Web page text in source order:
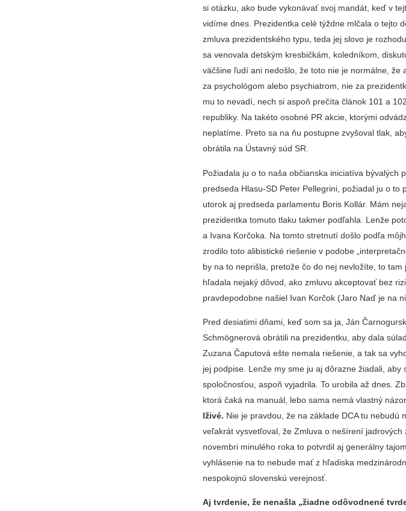
si otázku, ako bude vykonávať svoj mandát, keď v
vidíme dnes. Prezidentka celé týždne mlčala o tejto
zmluva prezidentského typu, teda jej slovo je
sa venovala detským kresbičkám, koledníkom,
väčšine ľudí ani nedošlo, že toto nie je normálne, že
za psychológom alebo psychiatrom, nie za
mu to nevadí, nech si aspoň prečíta článok 101 a
republiky. Na takéto osobné PR akcie, ktorými
neplatíme. Preto sa na ňu postupne zvyšoval tlak,
obrátila na Ústavný súd SR.
Požiadala ju o to naša občianska iniciatíva bývalých
predseda Hlasu-SD Peter Pellegrini, požiadal ju o to
utorok aj predseda parlamentu Boris Kollár. Mám
prezidentka tomuto tlaku takmer podľahla. Lenže
a Ivana Korčoka. Na tomto stretnutí došlo podľa
zrodilo toto alibistické riešenie v podobe
by na to neprišla, pretože čo do nej nevložíte, to
hľadala nejaký dôvod, ako zmluvu akceptovať bez
pravdepodobne našiel Ivan Korčok (Jaro Naď je na
Pred desiatimi dňami, keď som sa ja, Ján
Schmögnerová obrátili na prezidentku, aby dala
Zuzana Čaputová ešte nemala riešenie, a tak sa
jej podpise. Lenže my sme ju aj dôrazne žiadali, aby
spoločnosťou, aspoň vyjadrila. To urobila až dnes.
ktorá čaká na manuál, lebo sama nemá vlastný
lživé. Nie je pravdou, že na základe DCA tu
veľakrát vysvetľoval, že Zmluva o nešírení
novembri minulého roka to potvrdil aj generálny
vyhlásenie na to nebude mať z hľadiska
nespokojnú slovenskú verejnosť.
Aj tvrdenie, že nenašla „žiadne odôvodnené